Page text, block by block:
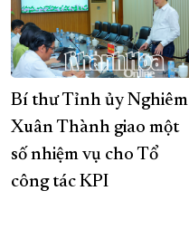
Bí thư Tỉnh ủy Nghiêm
Xuân Thành giao một
số nhiệm vụ cho Tổ
công tác KPI